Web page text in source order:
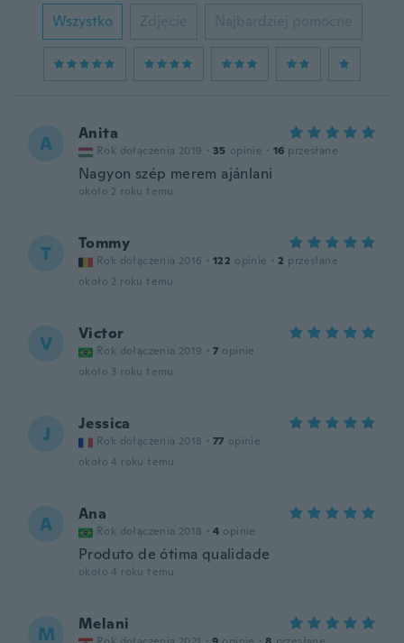
Wszystko Zdjęcie Najbardziej pomocne
A Anita
Rok dołączenia 2019 · 35 opinie · 16 przesłane
Nagyon szép merem ajánlani
około 2 roku temu
T Tommy
Rok dołączenia 2016 · 122 opinie · 2 przesłane
około 2 roku temu
V Victor
Rok dołączenia 2019 · 7 opinie
około 3 roku temu
J Jessica
Rok dołączenia 2018 · 77 opinie
około 4 roku temu
A Ana
Rok dołączenia 2018 · 4 opinie
Produto de ótima qualidade
około 4 roku temu
M Melani